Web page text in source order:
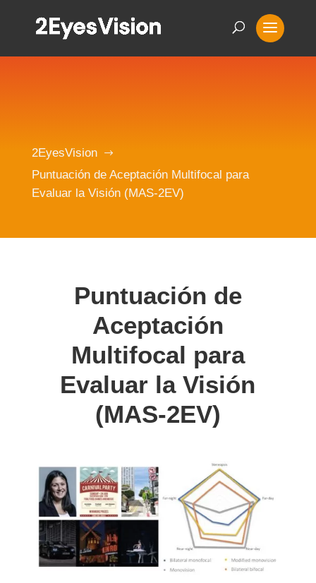
2EyesVision $
Puntuación de Aceptación Multifocal para
Evaluar la Visión (MAS-2EV)
Puntuación de
Aceptación
Multifocal para
Evaluar la Visión
(MAS-2EV)